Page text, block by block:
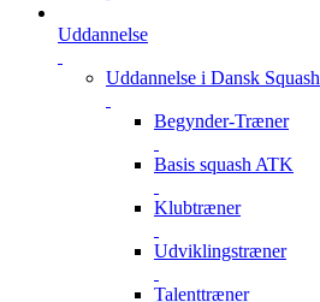
Uddannelse
Uddannelse i Dansk Squash
Begynder-Træner
Basis squash ATK
Klubtræner
Udviklingstræner
Talenttræner